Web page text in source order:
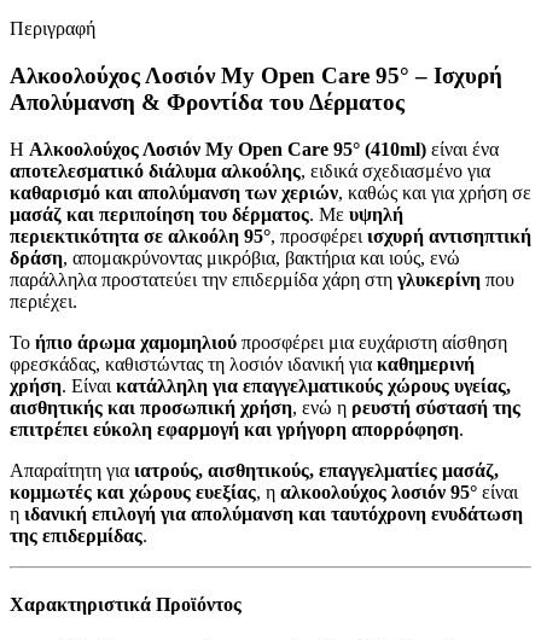
Περιγραφή
Αλκοολούχος Λοσιόν My Open Care 95° – Ισχυρή
Απολύμανση & Φροντίδα του Δέρματος
Η Αλκοολούχος Λοσιόν My Open Care 95° (410ml) είναι ένα
αποτελεσματικό διάλυμα αλκοόλης, ειδικά σχεδιασμένο για
καθαρισμό και απολύμανση των χεριών, καθώς και για χρήση σε
μασάζ και περιποίηση του δέρματος. Με υψηλή
περιεκτικότητα σε αλκοόλη 95°, προσφέρει ισχυρή αντισηπτική
δράση, απομακρύνοντας μικρόβια, βακτήρια και ιούς, ενώ
παράλληλα προστατεύει την επιδερμίδα χάρη στη γλυκερίνη που
περιέχει.
Το ήπιο άρωμα χαμομηλιού προσφέρει μια ευχάριστη αίσθηση
φρεσκάδας, καθιστώντας τη λοσιόν ιδανική για καθημερινή
χρήση. Είναι κατάλληλη για επαγγελματικούς χώρους υγείας,
αισθητικής και προσωπική χρήση, ενώ η ρευστή σύστασή της
επιτρέπει εύκολη εφαρμογή και γρήγορη απορρόφηση.
Απαραίτητη για ιατρούς, αισθητικούς, επαγγελματίες μασάζ,
κομμωτές και χώρους ευεξίας, η αλκοολούχος λοσιόν 95° είναι
η ιδανική επιλογή για απολύμανση και ταυτόχρονη ενυδάτωση
της επιδερμίδας.
Χαρακτηριστικά Προϊόντος